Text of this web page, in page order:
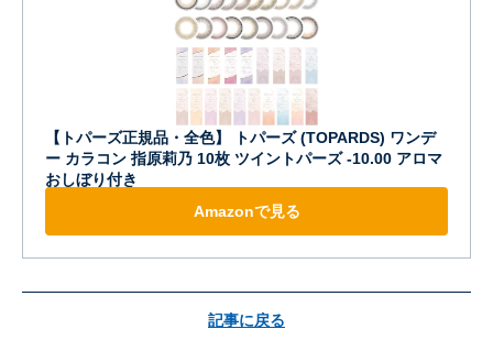
【トパーズ正規品・全色】 トパーズ (TOPARDS) ワンデ
ー カラコン 指原莉乃 10枚 ツイントパーズ -10.00 アロマ
おしぼり付き
Amazonで見る
記事に戻る